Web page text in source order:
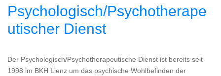
Psychologisch/Psychotherape
utischer Dienst
Der Psychologisch/Psychotherapeutische Dienst ist bereits seit
1998 im BKH Lienz um das psychische Wohlbefinden der